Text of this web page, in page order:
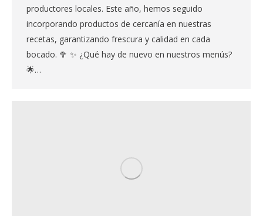
productores locales. Este año, hemos seguido
incorporando productos de cercanía en nuestras
recetas, garantizando frescura y calidad en cada
bocado. 🥦 ✨ ¿Qué hay de nuevo en nuestros menús?
🌟…